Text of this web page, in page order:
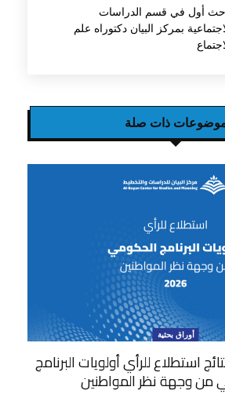
أول في قسم الدراسات
بمركز البيان دكتوراه علم
ذات صلة
أوراق بحثية
استطلاع للرأي أولويات البرنامج
من وجهة نظر المواطنين